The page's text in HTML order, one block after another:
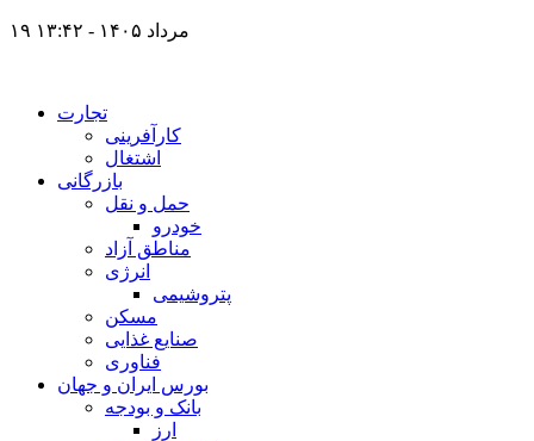
۱۹ مرداد ۱۴۰۵ - ۱۳:۴۲
تجارت
کارآفرینی
اشتغال
بازرگانی
حمل و نقل
خودرو
مناطق آزاد
انرژی
پتروشیمی
مسکن
صنایع غذایی
فناوری
بورس ایران و جهان
بانک و بودجه
ارز